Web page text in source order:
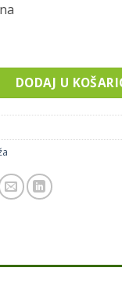
(br. 2-4) količina
DODAJ U